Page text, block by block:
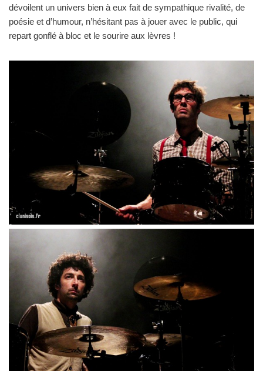
dévoilent un univers bien à eux fait de sympathique rivalité, de
poésie et d’humour, n’hésitant pas à jouer avec le public, qui
repart gonflé à bloc et le sourire aux lèvres !